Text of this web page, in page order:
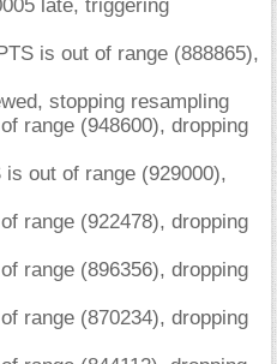
late, triggering
is out of range (888865),
stopping resampling
range (948600), dropping
out of range (929000),
range (922478), dropping
range (896356), dropping
range (870234), dropping